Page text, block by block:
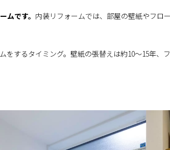
ムです。 内装リフォームでは、部屋の壁紙やフロ
するタイミング。壁紙の張替えは約10～15年